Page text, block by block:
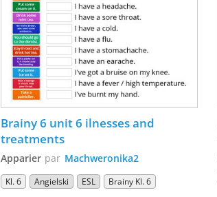
Brainy 6 unit 6 ilnesses and
treatments
Apparier par Machweronika2
Kl. 6 Angielski ESL Brainy Kl. 6